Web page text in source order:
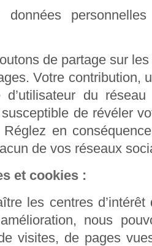
données
de partage sur
Votre contribution,
du
de révéler
en
de vos réseaux
et cookies :
les centres
nous
visites, de pages